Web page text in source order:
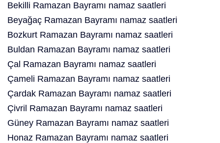
Bekilli Ramazan Bayramı namaz saatleri
Beyağaç Ramazan Bayramı namaz saatleri
Bozkurt Ramazan Bayramı namaz saatleri
Buldan Ramazan Bayramı namaz saatleri
Çal Ramazan Bayramı namaz saatleri
Çameli Ramazan Bayramı namaz saatleri
Çardak Ramazan Bayramı namaz saatleri
Çivril Ramazan Bayramı namaz saatleri
Güney Ramazan Bayramı namaz saatleri
Honaz Ramazan Bayramı namaz saatleri